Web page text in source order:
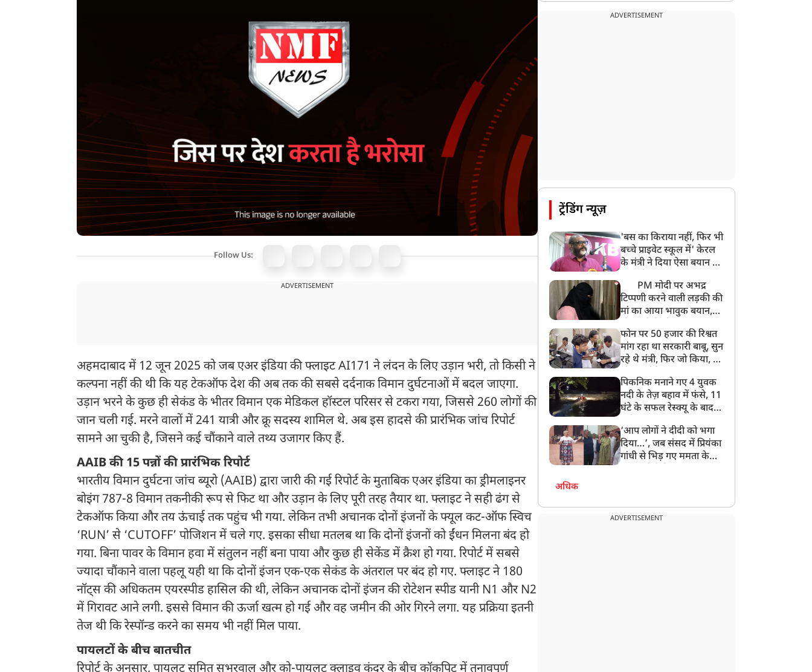
Follow Us:
ADVERTISEMENT
अहमदाबाद में 12 जून 2025 को जब एअर इंडिया की फ्लाइट AI171 ने लंदन के लिए उड़ान भरी, तो किसी ने
कल्पना नहीं की थी कि यह टेकऑफ देश की अब तक की सबसे दर्दनाक विमान दुर्घटनाओं में बदल जाएगा.
उड़ान भरने के कुछ ही सेकंड के भीतर विमान एक मेडिकल हॉस्टल परिसर से टकरा गया, जिससे 260 लोगों की
जान चली गई. मरने वालों में 241 यात्री और क्रू सदस्य शामिल थे. अब इस हादसे की प्रारंभिक जांच रिपोर्ट
सामने आ चुकी है, जिसने कई चौंकाने वाले तथ्य उजागर किए हैं.
AAIB की 15 पन्नों की प्रारंभिक रिपोर्ट
भारतीय विमान दुर्घटना जांच ब्यूरो (AAIB) द्वारा जारी की गई रिपोर्ट के मुताबिक एअर इंडिया का ड्रीमलाइनर
बोइंग 787-8 विमान तकनीकी रूप से फिट था और उड़ान के लिए पूरी तरह तैयार था. फ्लाइट ने सही ढंग से
टेकऑफ किया और तय ऊंचाई तक पहुंच भी गया. लेकिन तभी अचानक दोनों इंजनों के फ्यूल कट-ऑफ स्विच
‘RUN’ से ‘CUTOFF’ पोजिशन में चले गए. इसका सीधा मतलब था कि दोनों इंजनों को ईंधन मिलना बंद हो
गया. बिना पावर के विमान हवा में संतुलन नहीं बना पाया और कुछ ही सेकेंड में क्रैश हो गया. रिपोर्ट में सबसे
ज्यादा चौंकाने वाला पहलू यही था कि दोनों इंजन एक-एक सेकंड के अंतराल पर बंद हो गए. फ्लाइट ने 180
नॉट्स की अधिकतम एयरस्पीड हासिल की थी, लेकिन अचानक दोनों इंजन की रोटेशन स्पीड यानी N1 और N2
में गिरावट आने लगी. इससे विमान की ऊर्जा खत्म हो गई और वह जमीन की ओर गिरने लगा. यह प्रक्रिया इतनी
तेज थी कि रेस्पॉन्ड करने का समय भी नहीं मिल पाया.
पायलटों के बीच बातचीत
ADVERTISEMENT
ट्रेंडिंग न्यूज़
'बस का किराया नहीं, फिर भी
बच्चे प्राइवेट स्कूल में' केरल
के मंत्री ने दिया ऐसा बयान की
PM मोदी पर अभद्र
टिप्पणी करने वाली लड़की की
मां का आया भावुक बयान,
बेटी को गोद लें प्रधानमंत्री
फोन पर 50 हजार की रिश्वत
मांग रहा था सरकारी बाबू, सुन
रहे थे मंत्री, फिर जो किया, वो
पिकनिक मनाने गए 4 युवक
नदी के तेज़ बहाव में फंसे, 11
घंटे के सफल रेस्क्यू के बाद
‘आप लोगों ने दीदी को भगा
दिया…’, जब संसद में प्रियंका
गांधी से भिड़ गए ममता के
अधिक
ADVERTISEMENT